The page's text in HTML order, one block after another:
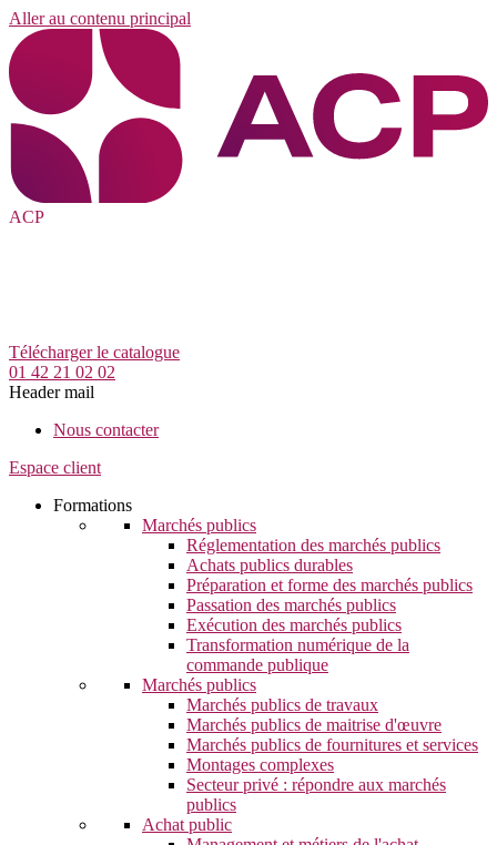
Aller au contenu principal
ACP
Télécharger le catalogue
01 42 21 02 02
Header mail
Nous contacter
Espace client
Formations
Marchés publics
Réglementation des marchés publics
Achats publics durables
Préparation et forme des marchés publics
Passation des marchés publics
Exécution des marchés publics
Transformation numérique de la
commande publique
Marchés publics
Marchés publics de travaux
Marchés publics de maitrise d'œuvre
Marchés publics de fournitures et services
Montages complexes
Secteur privé : répondre aux marchés
publics
Achat public